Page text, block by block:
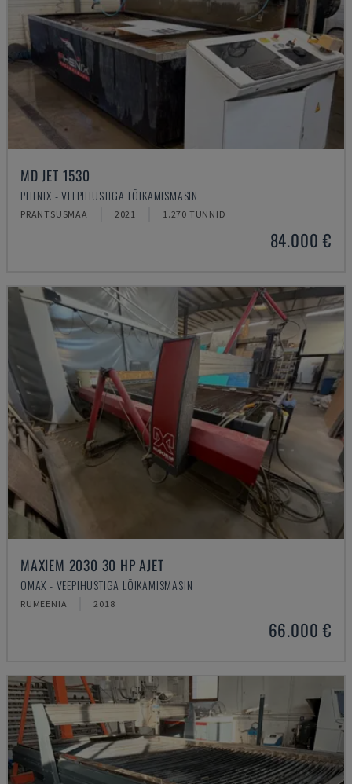
MD JET 1530
PHENIX - VEEPIHUSTIGA LÕIKAMISMASIN
PRANTSUSMAA 2021 1.270 TUNNID
84.000 €
MAXIEM 2030 30 HP AJET
OMAX - VEEPIHUSTIGA LÕIKAMISMASIN
RUMEENIA 2018
66.000 €